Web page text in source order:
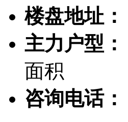
楼盘地址：
主力户型：
面积
咨询电话：